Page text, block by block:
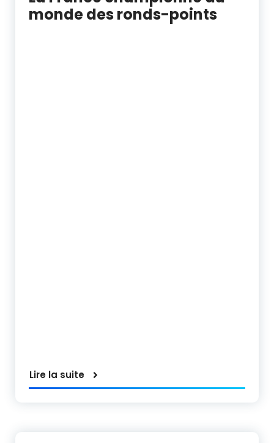
monde des ronds-points
Lire la suite